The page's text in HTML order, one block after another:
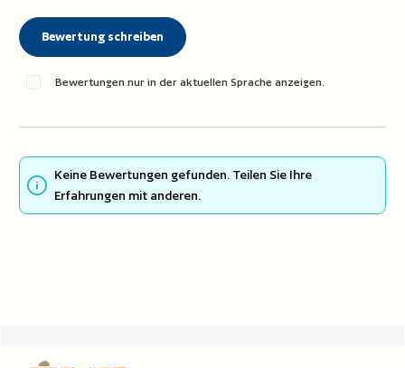
Bewertung schreiben
Bewertungen nur in der aktuellen Sprache anzeigen.
Keine Bewertungen gefunden. Teilen Sie Ihre
Erfahrungen mit anderen.